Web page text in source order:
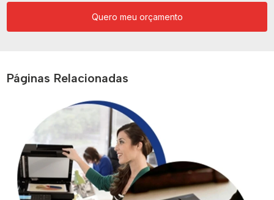
Quero meu orçamento
Páginas Relacionadas